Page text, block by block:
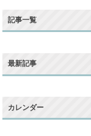
記事一覧
最新記事
カレンダー